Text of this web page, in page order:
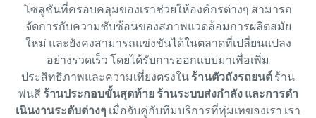
โซลูชันที่ครอบคลุมของเราช่วยให้องค์กรต่างๆ สามารถ
จัดการกับความซับซ้อนของสภาพแวดล้อมการผลิตสมัย
ใหม่ และยังคงสามารถแข่งขันได้ในตลาดที่เปลี่ยนแปลง
อย่างรวดเร็ว โดยได้รับการออกแบบมาเพื่อเพิ่ม
ประสิทธิภาพและความเที่ยงตรงใน ร้านตัวถังรถยนต์ ร้าน
พ่นสี ร้านประกอบขั้นสุดท้าย ร้านระบบส่งกําลัง และการดํา
เนินงานระดับต่างๆ เมื่อจับคู่กับทีมบริการที่ทุ่มเทของเรา เรา